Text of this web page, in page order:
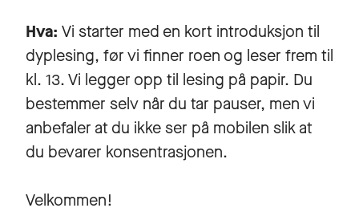
Hva: Vi starter med en kort introduksjon til
dyplesing, før vi finner roen og leser frem til
kl. 13. Vi legger opp til lesing på papir. Du
bestemmer selv når du tar pauser, men vi
anbefaler at du ikke ser på mobilen slik at
du bevarer konsentrasjonen.
Velkommen!